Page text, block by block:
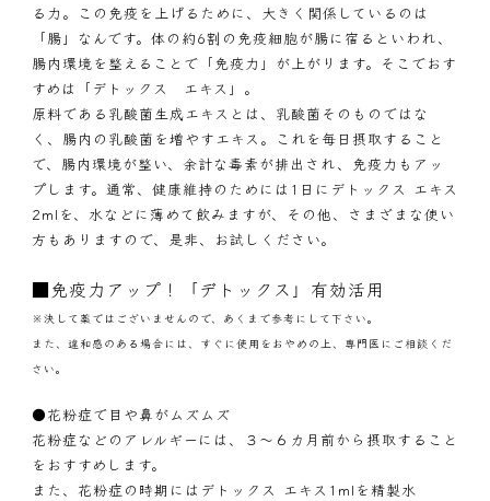
る力。この免疫を上げるために、大きく関係しているのは
「腸」なんです。体の約6割の免疫細胞が腸に宿るといわれ、
腸内環境を整えることで「免疫力」が上がります。そこでおす
すめは「 デトックス エキス 」。
原料である乳酸菌生成エキスとは、乳酸菌そのものではな
く、腸内の乳酸菌を増やすエキス。これを毎日摂取すること
で、腸内環境が整い、余計な毒素が排出され、免疫力もアッ
プします。通常、健康維持のためには1日にデトックス エキス
2mlを、水などに薄めて飲みますが、その他、さまざまな使い
方もありますので、是非、お試しください。
■免疫力アップ！「デトックス」有効活用
※決して薬ではございませんので、あくまで参考にして下さい。
また、違和感のある場合には、すぐに使用をおやめの上、専門医にご相談くだ
さい。
●花粉症で目や鼻がムズムズ
花粉症などのアレルギーには、３～６カ月前から摂取すること
をおすすめします。
また、花粉症の時期にはデトックス エキス1mlを精製水